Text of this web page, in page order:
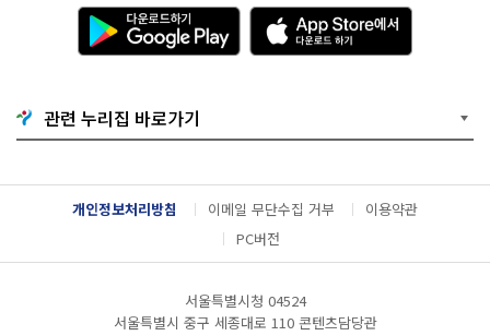
다
운
로
기
G
o
g
l
e
l
A
p
p
e
서
다
운
드
관련 누리집 바로가기
개인정보처리방침 이메일 무단수집 거부
이용약관
PC버전
서울특별시청 04524
서울특별시 중구 세종대로 110 콘텐츠담당관